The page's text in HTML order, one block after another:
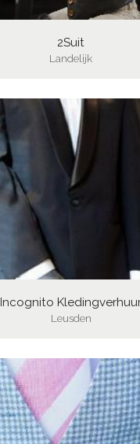
2Suit
Landelijk
Incognito
Leusden